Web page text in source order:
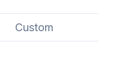
Custom